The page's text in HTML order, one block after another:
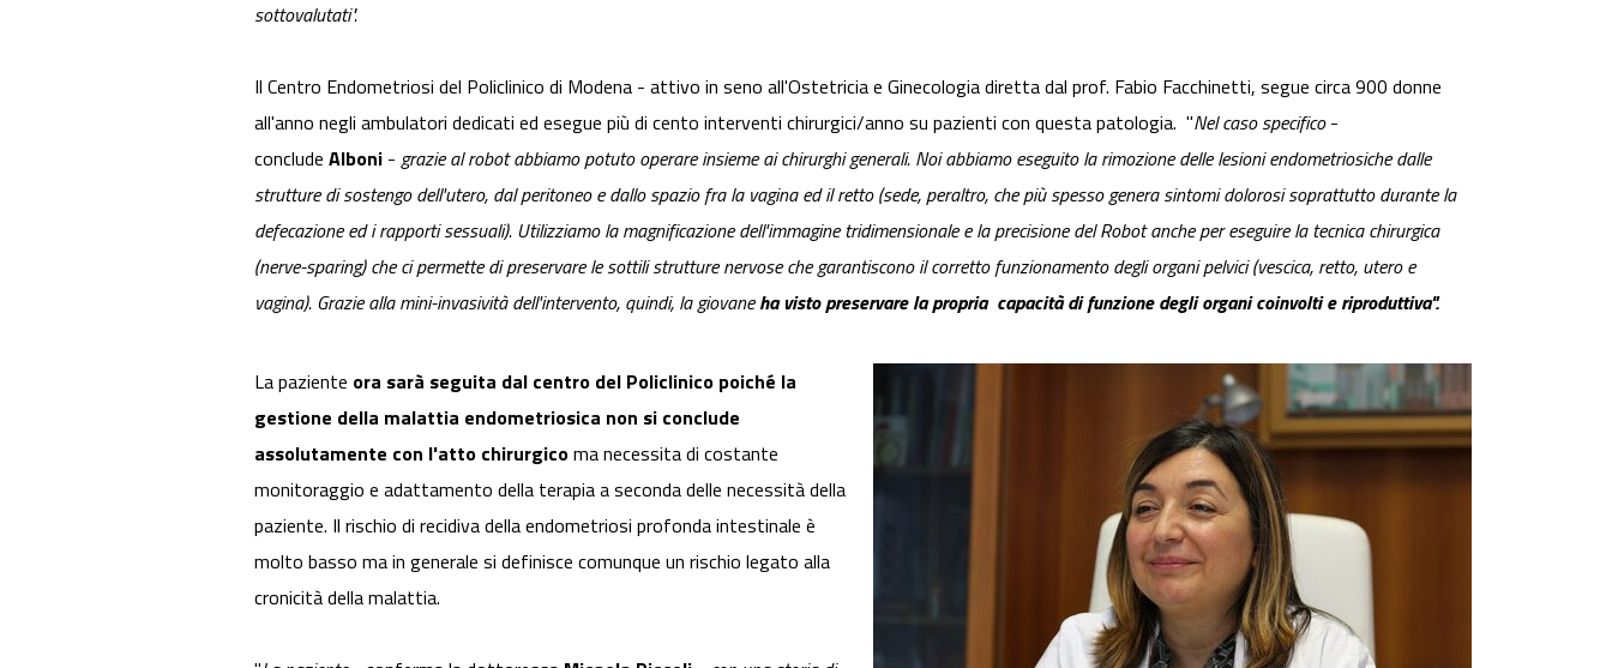
sottovalutati".
Il Centro Endometriosi del Policlinico di Modena - attivo in seno all'Ostetricia e Ginecologia diretta dal prof. Fabio Facchinetti, segue circa 900 donne
all'anno negli ambulatori dedicati ed esegue più di cento interventi chirurgici/anno su pazienti con questa patologia. "Nel caso specifico-
conclude Alboni - grazie al robot abbiamo potuto operare insieme ai chirurghi generali. Noi abbiamo eseguito la rimozione delle lesioni endometriosiche dalle
strutture di sostengo dell'utero, dal peritoneo e dallo spazio fra la vagina ed il retto (sede, peraltro, che più spesso genera sintomi dolorosi soprattutto durante la
defecazione ed i rapporti sessuali). Utilizziamo la magnificazione dell'immagine tridimensionale e la precisione del Robot anche per eseguire la tecnica chirurgica
(nerve-sparing) che ci permette di preservare le sottili strutture nervose che garantiscono il corretto funzionamento degli organi pelvici (vescica, retto, utero e
vagina). Grazie alla mini-invasività dell'intervento, quindi, la giovaneha visto preservare la propria capacità di funzione degli organi coinvolti e riproduttiva".
La paziente ora sarà seguita dal centro del Policlinico poiché la
gestione della malattia endometriosica non si conclude
assolutamente con l'atto chirurgicoma necessita di costante
monitoraggio e adattamento della terapia a seconda delle necessità della
paziente. Il rischio di recidiva della endometriosi profonda intestinale è
molto basso ma in generale si definisce comunque un rischio legato alla
cronicità della malattia.